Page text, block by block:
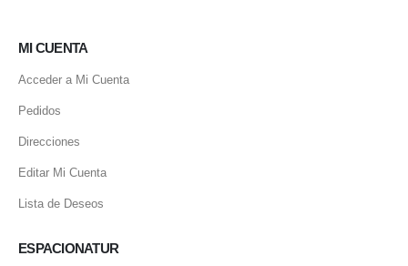
MI CUENTA
Acceder a Mi Cuenta
Pedidos
Direcciones
Editar Mi Cuenta
Lista de Deseos
ESPACIONATUR